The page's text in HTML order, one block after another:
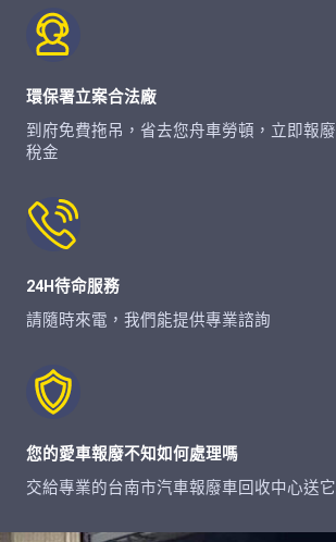
環保署立案合法廠
到府免費拖吊，省去您舟車勞頓，立即報
稅金
24H待命服務
請隨時來電，我們能提供專業諮詢
您的愛車報廢不知如何處理嗎
交給專業的台南市汽車報廢車回收中心送